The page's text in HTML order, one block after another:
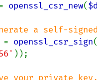
openssl_csr_new(
= openssl_csr_sign(
));